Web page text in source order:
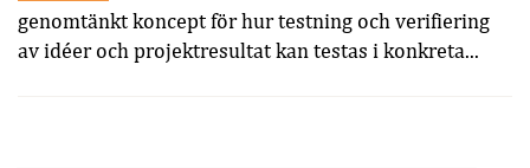
genomtänkt koncept för hur testning och verifiering
av idéer och projektresultat kan testas i konkreta...